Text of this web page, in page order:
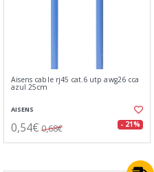
Aisens cable rj45 cat.6 utp awg26 cca
azul 25cm
AISENS
0,54€ 0,68€ - 21%